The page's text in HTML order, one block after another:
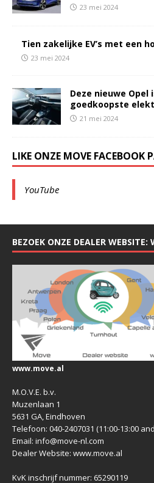
23 mei 2024
Tien zakelijke EV’s met een
23 mei 2024
Deze nieuwe Opel
goedkoopste
21 mei 2024
LIKE ONZE MOVE FACEBOOK
YouTube
BEZOEK ONZE DEALER WEBSITE:
www.move.al
M.O.V.E. b.v.
Muzenlaan 1
5631 GA, Eindhoven
Telefoon: 040-2407031 (11:00-13:00
Email: info@move-nl.com
Dealer Website: www.move.al
KvK inschrijf nummer: 65290119